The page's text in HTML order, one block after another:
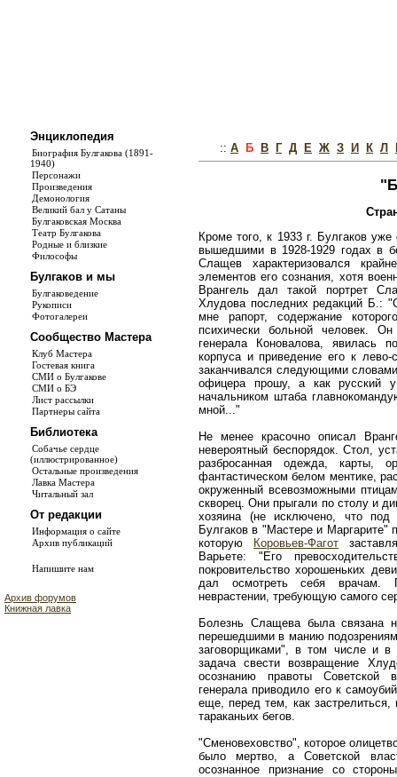
Энциклопедия
Биография Булгакова (1891-
1940)
Персонажи
Произведения
Демонология
Великий бал у Сатаны
Булгаковская Москва
Театр Булгакова
Родные и близкие
Философы
Булгаков и мы
Булгаковедение
Рукописи
Фотогалереи
Сообщество Мастера
Клуб Мастера
Гостевая книга
СМИ о Булгакове
СМИ о БЭ
Лист рассылки
Партнеры сайта
Библиотека
Собачье сердце
(иллюстрированное)
Остальные произведения
Лавка Мастера
Читальный зал
От редакции
Информация о сайте
Архив публикаций
Напишите нам
Архив форумов
Книжная лавка
:: А Б В Г Д Е Ж З И К Л
Кроме того, к 1933 г. Булгаков
вышедшими в 1928-1929 годах в
Слащев характеризовался
элементов его сознания, хотя
Врангель дал такой портрет
Хлудова последних редакций Б.:
мне рапорт, содержание
психически больной человек.
генерала Коновалова, явилась
корпуса и приведение его к
заканчивался следующими
офицера прошу, а как русский у
начальником штаба
мной..."
Не менее красочно описал
невероятный беспорядок. Стол,
разбросанная одежда, карты,
фантастическом белом ментике,
окруженный всевозможными
скворец. Они прыгали по столу и
хозяина (не исключено, что под
Булгаков в "Мастере и Маргарите"
которую
Коровьев-Фагот
Варьете: "Его
покровительство хорошеньких
дал осмотреть себя врачам.
неврастении, требующую самого
Болезнь Слащева была связана
перешедшими в манию
заговорщиками", в том числе и в
задача свести возвращение
осознанию правоты Советской
генерала приводило его к
еще, перед тем, как застрелиться,
тараканьих бегов.
"Сменовеховство", которое
было мертво, а Советской
осознанное признание со